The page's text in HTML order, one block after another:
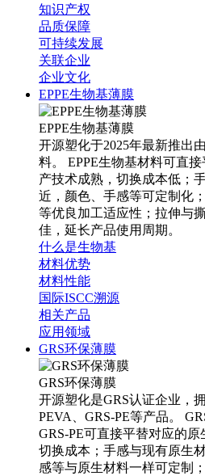
知识产权
品质保障
可持续发展
关联企业
企业文化
EPPE生物基薄膜
EPPE生物基薄膜
开源塑化于2025年最新推出
料。 EPPE生物基材料可直
产技术成熟，切换成本低；
近，颜色、手感等可定制化
等优良加工适应性；拉伸与
佳，延长产品使用周期。
什么是生物基
材料优势
材料性能
国际ISCC溯源
相关产品
应用领域
GRS环保薄膜
GRS环保薄膜
开源塑化是GRS认证企业，
PEVA、GRS-PE等产品。
GRS-PE可直接平替对应的
切换成本；手感与现有原生
感等与原生材料一样可定制